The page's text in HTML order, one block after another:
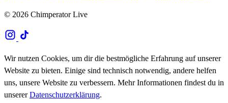
© 2026 Chimperator Live
Wir nutzen Cookies, um dir die bestmögliche Erfahrung auf unserer
Website zu bieten. Einige sind technisch notwendig, andere helfen
uns, unsere Website zu verbessern. Mehr Informationen findest du in
unsererDatenschutzerklärung.